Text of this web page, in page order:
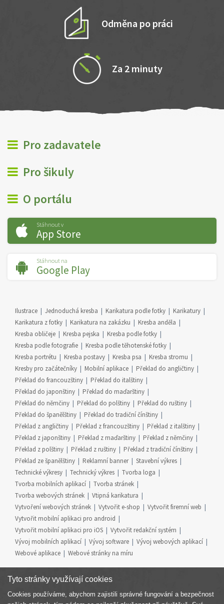
Odměna po práci
Za 2 minuty
Pro zadavatele
Pro šikuly
O portálu
Stáhnout v
App Store
Stáhnout na
Google Play
Ilustrace Jednoduchá kresba Karikatura podle fotky
Karikatury
Karikatura z fotky
Karikatura na zakázku
Kresba anděla
Kresba obličeje
Kresba pejska
Kresba podle fotky
Kresba podle fotografie
Kresba podle těhotenské fotky
Kresba portrétu
Kresba postavy Kresba psa
Kresba stromu
Kresby pro začátečníky
Mobilní aplikace
Překlad do angličtiny
Překlad do francouzštiny
Překlad do italštiny
Překlad do japonštiny
Překlad do maďarštiny
Překlad do němčiny
Překlad do polštiny
Překlad do ruštiny
Překlad do španělštiny
Překlad do tradiční čínštiny
Překlad z angličtiny
Překlad z francouzštiny
Překlad z italštiny
Překlad z japonštiny
Překlad z maďarštiny
Překlad z němčiny
Překlad z polštiny
Překlad z ruštiny
Překlad z tradiční čínštiny
Překlad ze španělštiny
Reklamní banner
Stavební výkres
Technické výkresy
Technický výkres
Tvorba loga
Tvorba mobilních aplikací
Tvorba stránek
Tvorba webových stránek
Vtipná karikatura
Vytvoření webových stránek
Vytvořit e-shop
Vytvořit firemní web
Vytvořit mobilní aplikaci pro android
Vytvořit mobilní aplikaci pro iOS
Vytvořit redakční systém
Vývoj mobilních aplikací
Vývoj software
Vývoj webových aplikací
Webové aplikace
Webové stránky na míru
Tyto stránky využívají cookies
Cookies používáme, abychom zajistili správné fungování a bezpečnost